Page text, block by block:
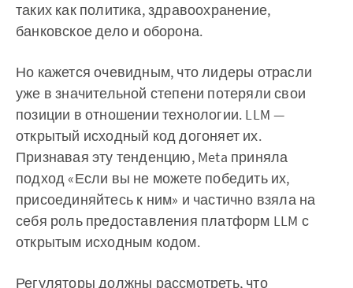
таких как политика, здравоохранение,
банковское дело и оборона.
Но кажется очевидным, что лидеры отрасли
уже в значительной степени потеряли свои
позиции в отношении технологии. LLM —
открытый исходный код догоняет их.
Признавая эту тенденцию, Meta приняла
подход «Если вы не можете победить их,
присоединяйтесь к ним» и частично взяла на
себя роль предоставления платформ LLM с
открытым исходным кодом. ‌‌
Регуляторы должны рассмотреть, что